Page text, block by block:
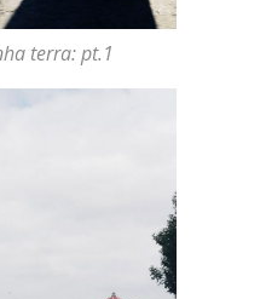
terra: pt.1